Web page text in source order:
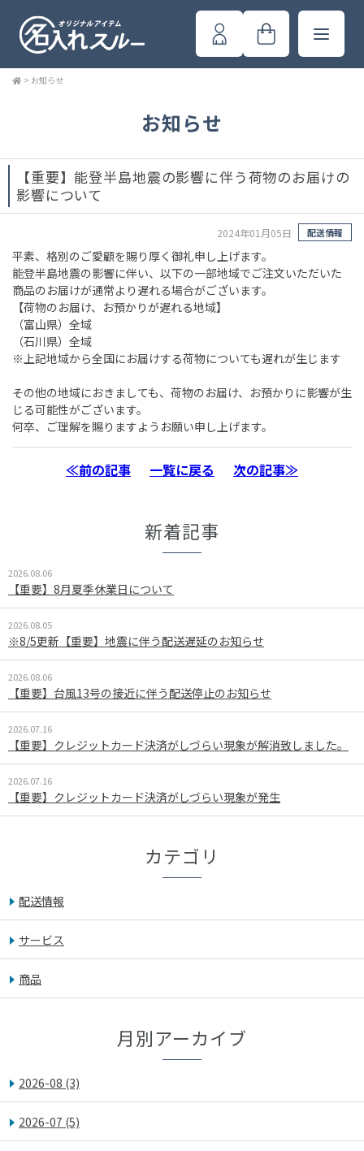
> お知らせ
お知らせ
【重要】能登半島地震の影響に伴う荷物のお届けの
影響について
2024年01月05日 配送情報
平素、格別のご愛顧を賜り厚く御礼申し上げます。
能登半島地震の影響に伴い、以下の一部地域でご注文いただいた
商品のお届けが通常より遅れる場合がございます。
【荷物のお届け、お預かりが遅れる地域】
（富山県）全域
（石川県）全域
※上記地域から全国にお届けする荷物についても遅れが生じます
その他の地域におきましても、荷物のお届け、お預かりに影響が生
じる可能性がございます。
何卒、ご理解を賜りますようお願い申し上げます。
≪前の記事 一覧に戻る 次の記事≫
新着記事
2026.08.06
【重要】8月夏季休業日について
2026.08.05
※8/5更新【重要】地震に伴う配送遅延のお知らせ
2026.08.06
【重要】台風13号の接近に伴う配送停止のお知らせ
2026.07.16
【重要】クレジットカード決済がしづらい現象が解消致しました。
2026.07.16
【重要】クレジットカード決済がしづらい現象が発生
カテゴリ
配送情報
サービス
商品
月別アーカイブ
2026-08 (3)
2026-07 (5)